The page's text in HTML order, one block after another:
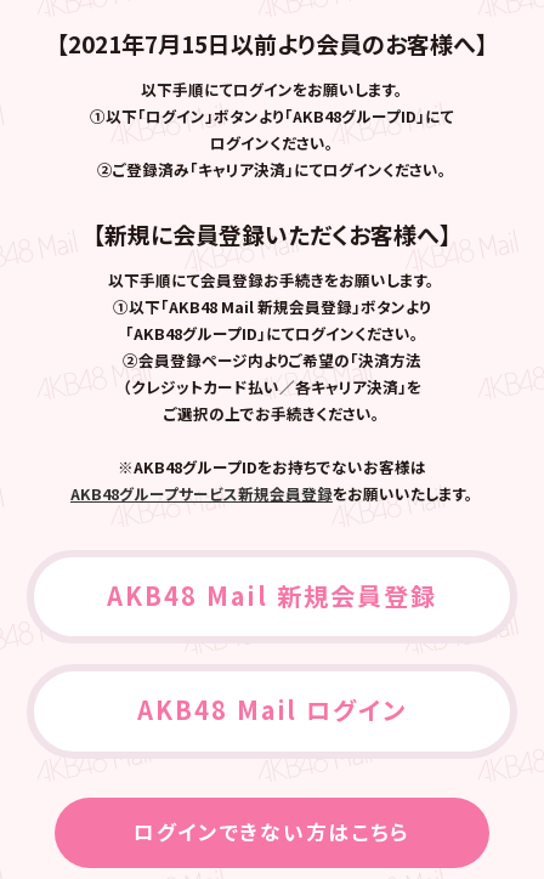
【2021年7月15日以前より会員のお客様へ】
以下手順にてログインをお願いします。
①以下「ログイン」ボタンより「AKB48グループID」にて
ログインください。
②ご登録済み「キャリア決済」にてログインください。
【新規に会員登録いただくお客様へ】
以下手順にて会員登録お手続きをお願いします。
①以下「AKB48 Mail 新規会員登録」ボタンより
「AKB48グループID」にてログインください。
②会員登録ページ内よりご希望の「決済方法
（クレジットカード払い／各キャリア決済」を
ご選択の上でお手続きください。
※AKB48グループIDをお持ちでないお客様は
AKB48グループサービス新規会員登録をお願いいたします。
AKB48 Mail 新規会員登録
AKB48 Mail ログイン
ログインできない方はこちら